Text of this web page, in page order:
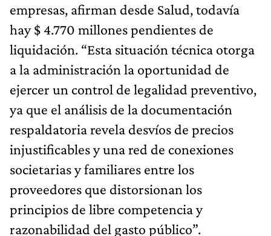
empresas, afirman desde Salud, todavía
hay $ 4.770 millones pendientes de
liquidación. “Esta situación técnica otorga
a la administración la oportunidad de
ejercer un control de legalidad preventivo,
ya que el análisis de la documentación
respaldatoria revela desvíos de precios
injustificables y una red de conexiones
societarias y familiares entre los
proveedores que distorsionan los
principios de libre competencia y
razonabilidad del gasto público”.